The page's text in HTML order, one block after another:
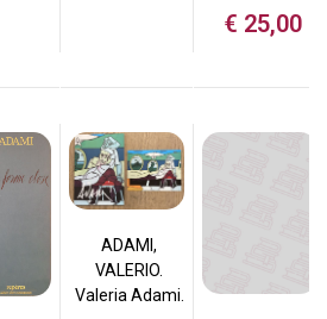
€ 25,00
ADAMI,
VALERIO.
Valeria Adami.